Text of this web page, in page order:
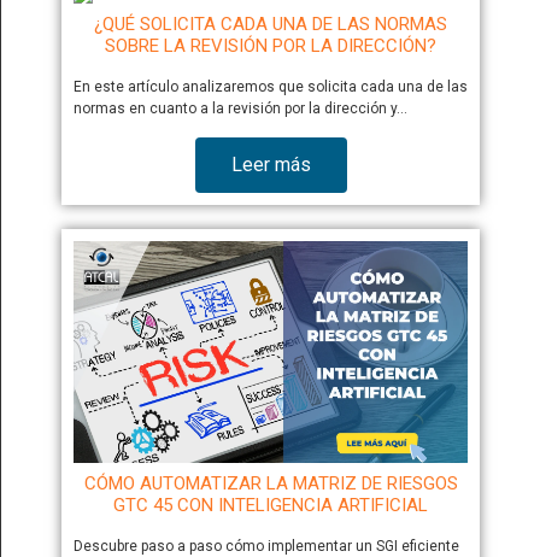
¿QUÉ SOLICITA CADA UNA DE LAS NORMAS
SOBRE LA REVISIÓN POR LA DIRECCIÓN?
En este artículo analizaremos que solicita cada una de las
normas en cuanto a la revisión por la dirección y…
Leer más
CÓMO AUTOMATIZAR LA MATRIZ DE RIESGOS
GTC 45 CON INTELIGENCIA ARTIFICIAL
Descubre paso a paso cómo implementar un SGI eficiente